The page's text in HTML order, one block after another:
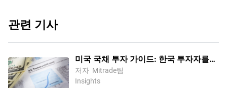
관련 기사
미국 국채 투자 가이드: 한국 투자자를
위한 미국채 투자 방법
저자 Mitrade팀
Insights